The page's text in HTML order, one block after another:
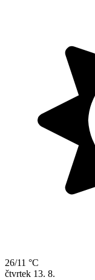
26/11 °C
čtvrtek 13. 8.